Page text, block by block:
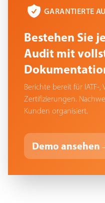
GARANTIERTE
Bestehen Sie
Audit mit
Berichte bereit für IATF-,
Zertifizierungen.
Kunden organisiert.
Demo ansehen